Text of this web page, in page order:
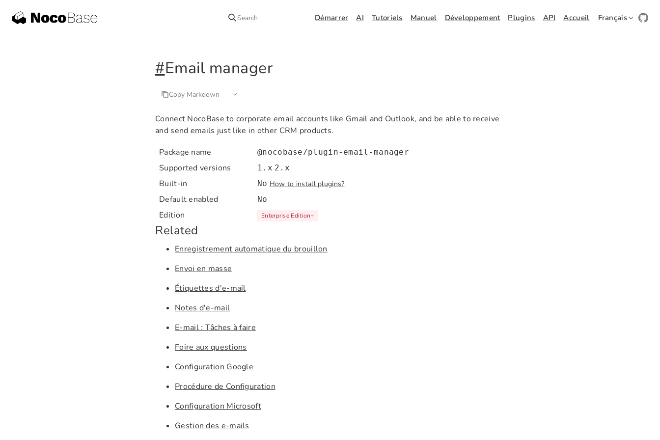
Search Démarrer AI Tutoriels Manuel Développement Plugins API Accueil Français
#Email manager
Copy Markdown
Connect NocoBase to corporate email accounts like Gmail and Outlook, and be able to receive
and send emails just like in other CRM products.
Package name
@nocobase/plugin-email-manager
Supported versions 1.x 2.x
Built-in No How to install plugins?
Default enabled No
Edition Enterprise Edition+
Related
Enregistrement automatique du brouillon
Envoi en masse
Étiquettes d'e-mail
Notes d'e-mail
E-mail : Tâches à faire
Foire aux questions
Configuration Google
Procédure de Configuration
Configuration Microsoft
Gestion des e-mails